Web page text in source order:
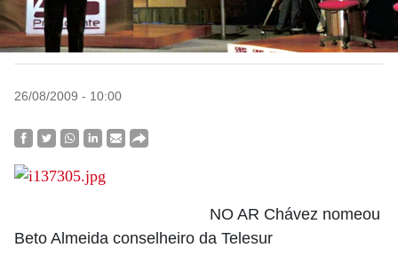
26/08/2009 - 10:00
NO AR Chávez nomeou
Beto Almeida conselheiro da Telesur